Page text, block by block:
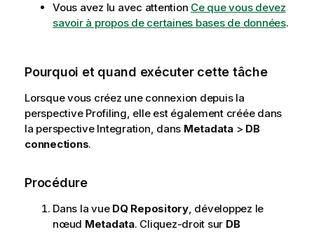
Vous avez lu avec attention Ce que vous devez
savoir à propos de certaines bases de données.
Pourquoi et quand exécuter cette tâche
Lorsque vous créez une connexion depuis la
perspective Profiling, elle est également créée dans
la perspective Integration, dans Metadata> DB
connections.
Procédure
Dans la vue DQ Repository, développez le
nœud Metadata. Cliquez-droit sur DB